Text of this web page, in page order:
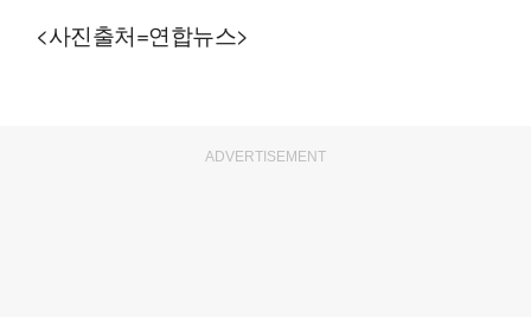
<사진출처=연합뉴스>
ADVERTISEMENT